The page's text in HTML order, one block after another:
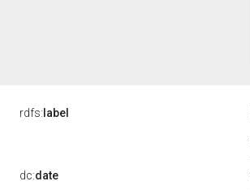
rdfs: label
dc:date